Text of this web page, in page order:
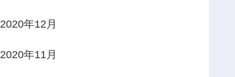
2020年12月
2020年11月